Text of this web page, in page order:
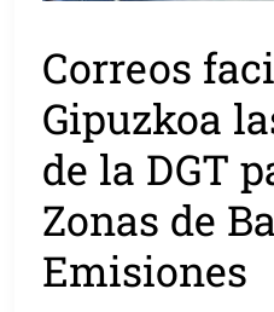
Correos
Gipuzkoa
de la DGT
Zonas de
Emisiones